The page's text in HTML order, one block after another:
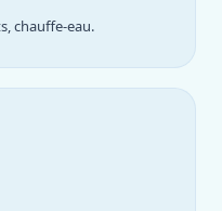
chauffe-eau.